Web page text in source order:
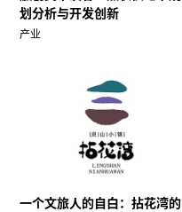
划分析与开发创新
产业
一个文旅人的自白：拈花湾的